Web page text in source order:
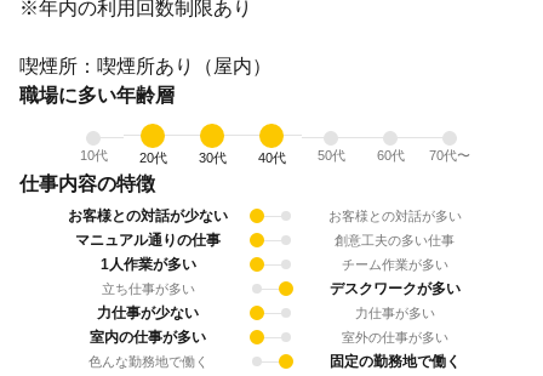
※年内の利用回数制限あり
喫煙所：喫煙所あり（屋内）
職場に多い年齢層
10代 20代 30代 40代 50代 60代 70代〜
仕事内容の特徴
お客様との対話が少ない お客様との対話が多い
マニュアル通りの仕事 創意工夫の多い仕事
1人作業が多い
チーム作業が多い
立ち仕事が多い
デスクワークが多い
力仕事が少ない
力仕事が多い
室内の仕事が多い
室外の仕事が多い
色んな勤務地で働く
固定の勤務地で働く